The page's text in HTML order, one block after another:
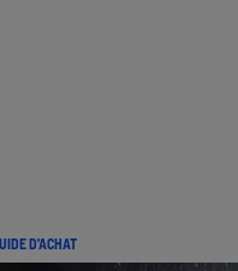
D'ACHAT